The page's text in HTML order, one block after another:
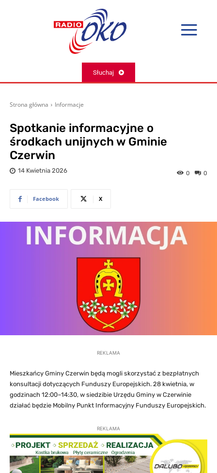
Słuchaj
Strona główna Informacje
Spotkanie informacyjne o
środkach unijnych w Gminie
Czerwin
14 Kwietnia 2026 0
0
Facebook X
REKLAMA
Mieszkańcy Gminy Czerwin będą mogli skorzystać z bezpłatnych
konsultacji dotyczących Funduszy Europejskich. 28 kwietnia, w
godzinach 12:00–14:30, w siedzibie Urzędu Gminy w Czerwinie
działać będzie Mobilny Punkt Informacyjny Funduszy Europejskich.
REKLAMA